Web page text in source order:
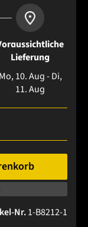
Lieferung
Mo, 10. Aug - Di,
11. Aug
ein oder
Nr.1-B8212-1